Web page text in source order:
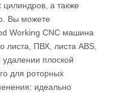
цилиндров, а также
Вы можете
Working CNC машина
листа, ПВХ, листа ABS,
плоской
для роторных
идеально